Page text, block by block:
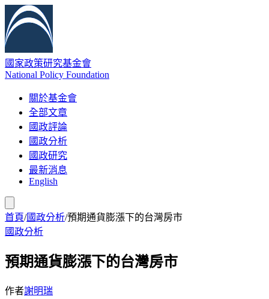
國家政策研究基金會
National Policy Foundation
關於基金會
全部文章
國政評論
國政分析
國政研究
最新消息
English
首頁/國政分析/預期通貨膨漲下的台灣房市
國政分析
預期通貨膨漲下的台灣房市
作者謝明瑞